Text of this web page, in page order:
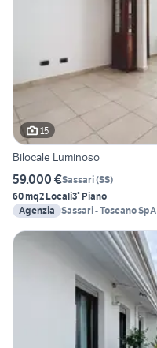
15
Bilocale Luminoso
59.000 €Sassari(SS)
60 mq2 Locali3° Piano
Agenzia Sassari - Toscano SpA